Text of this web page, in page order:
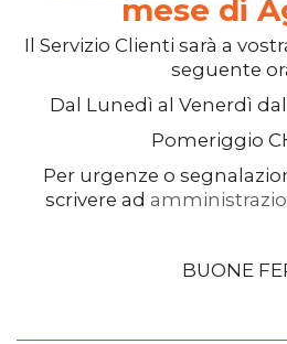
mese di
Il Servizio Clienti sarà a
seguente
Dal Lunedì al Venerdì
Pomeriggio
Per urgenze o
scrivere ad
BUONE